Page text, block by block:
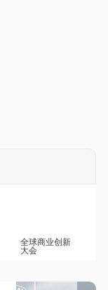
全球商业创新
大会